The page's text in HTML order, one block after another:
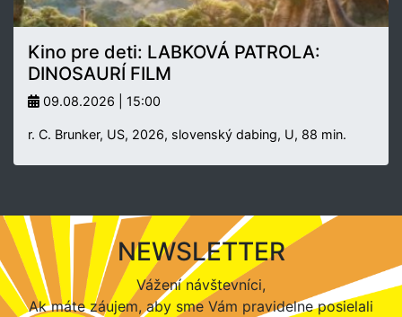
Kino pre deti: LABKOVÁ PATROLA:
DINOSAURÍ FILM
09.08.2026 | 15:00
r. C. Brunker, US, 2026, slovenský dabing, U, 88 min.
NEWSLETTER
Vážení návštevníci,
Ak máte záujem, aby sme Vám pravidelne posielali